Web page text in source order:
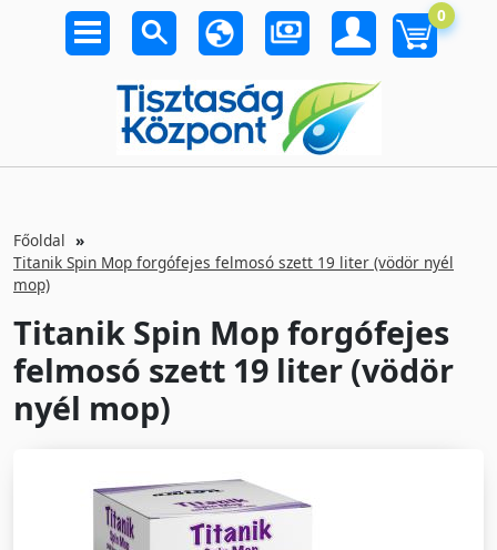
0
Főoldal
Titanik Spin Mop forgófejes felmosó szett 19 liter (vödör nyél
mop)
Titanik Spin Mop forgófejes
felmosó szett 19 liter (vödör
nyél mop)